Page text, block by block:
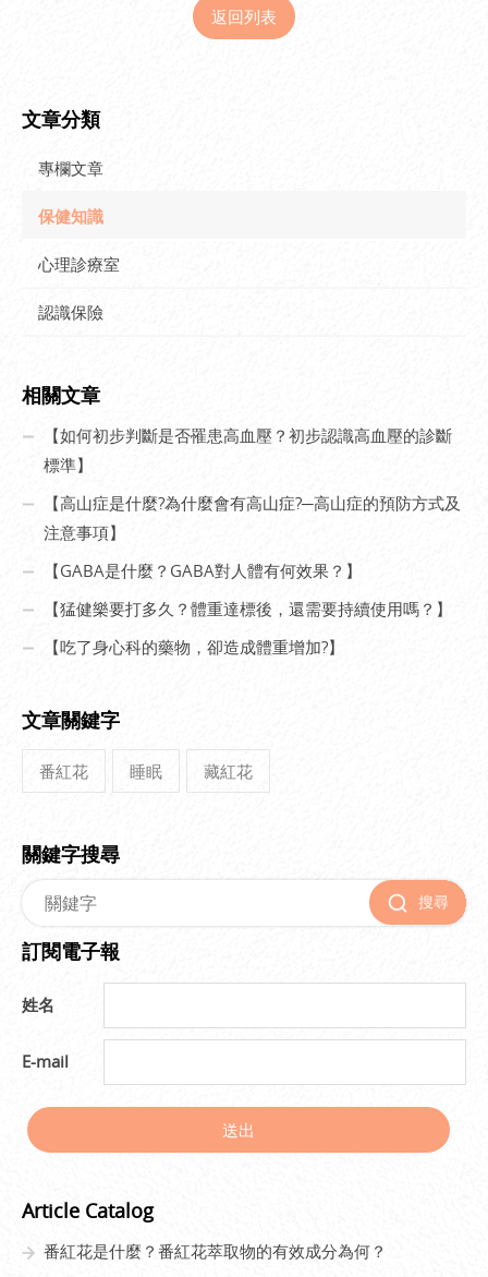
返回列表
文章分類
專欄文章
保健知識
心理診療室
認識保險
相關文章
【如何初步判斷是否罹患高血壓？初步認識高血壓的診斷
標準】
【高山症是什麼?為什麼會有高山症?─高山症的預防方式及
注意事項】
【GABA是什麼？GABA對人體有何效果？】
【猛健樂要打多久？體重達標後，還需要持續使用嗎？】
【吃了身心科的藥物，卻造成體重增加?】
文章關鍵字
番紅花 睡眠 藏紅花
關鍵字搜尋
搜尋
訂閱電子報
姓名
E-mail
送出
Article Catalog
番紅花是什麼？番紅花萃取物的有效成分為何？